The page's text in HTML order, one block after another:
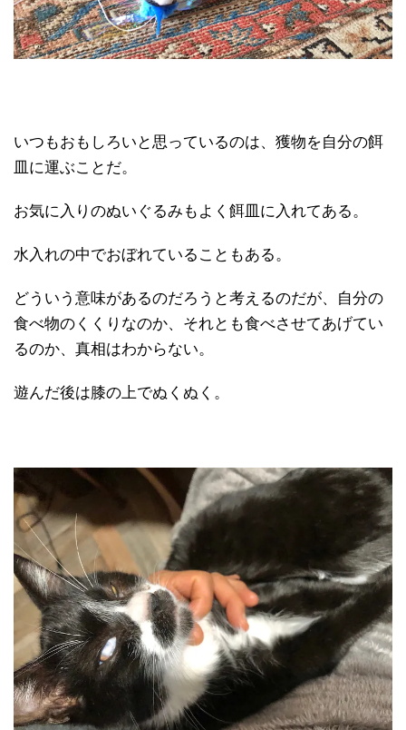
いつもおもしろいと思っているのは、獲物を自分の餌
皿に運ぶことだ。
お気に入りのぬいぐるみもよく餌皿に入れてある。
水入れの中でおぼれていることもある。
どういう意味があるのだろうと考えるのだが、自分の
食べ物のくくりなのか、それとも食べさせてあげてい
るのか、真相はわからない。
遊んだ後は膝の上でぬくぬく。